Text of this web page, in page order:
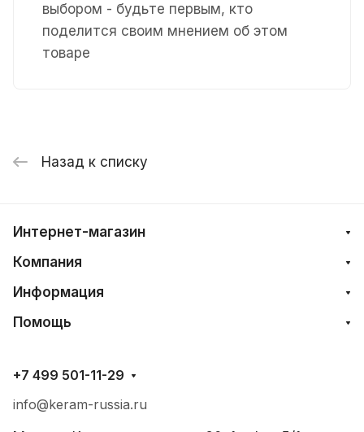
выбором - будьте первым, кто
поделится своим мнением об этом
товаре
Назад к списку
Интернет-магазин
Компания
Информация
Помощь
+7 499 501-11-29
info@keram-russia.ru